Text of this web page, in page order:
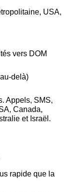
USA,
vers DOM
delà)
Appels, SMS,
Canada,
et Israël.
rapide que la